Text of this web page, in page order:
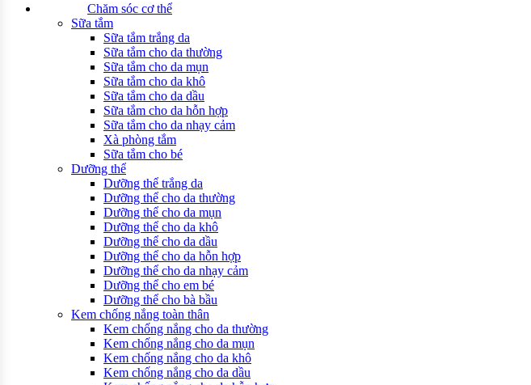
Chăm sóc cơ thể
Sữa tắm
Sữa tắm trắng da
Sữa tắm cho da thường
Sữa tắm cho da mụn
Sữa tắm cho da khô
Sữa tắm cho da dầu
Sữa tắm cho da hỗn hợp
Sữa tắm cho da nhạy cảm
Xà phòng tắm
Sữa tắm cho bé
Dưỡng thể
Dưỡng thể trắng da
Dưỡng thể cho da thường
Dưỡng thể cho da mụn
Dưỡng thể cho da khô
Dưỡng thể cho da dầu
Dưỡng thể cho da hỗn hợp
Dưỡng thể cho da nhạy cảm
Dưỡng thể cho em bé
Dưỡng thể cho bà bầu
Kem chống nắng toàn thân
Kem chống nắng cho da thường
Kem chống nắng cho da mụn
Kem chống nắng cho da khô
Kem chống nắng cho da dầu